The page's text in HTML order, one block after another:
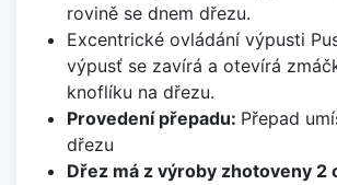
rovině se dnem dřezu.
Excentrické ovládání výpusti
výpusť se zavírá a otevírá
knoflíku na dřezu.
Provedení přepadu: Přepad
dřezu
Dřez má z výroby zhotoveny 2